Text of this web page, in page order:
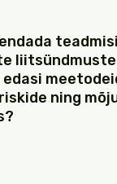
edasi
ning